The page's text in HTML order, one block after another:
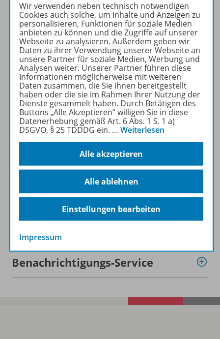
Beschreibung
Zugehörige Produkte
Ergänzende Materialien
Planungshilfen
Digitale Unterrichtsmaterialien
Empfehlungen der Redaktion
Benachrichtigungs-Service
Wir verwenden neben technisch notwendigen
Cookies auch solche, um Inhalte und Anzeigen zu
personalisieren, Funktionen für soziale Medien
anbieten zu können und die Zugriffe auf unserer
Webseite zu analysieren. Außerdem geben wir
Daten zu ihrer Verwendung unserer Webseite an
unsere Partner für soziale Medien, Werbung und
Analysen weiter. Unserer Partner führen diese
Informationen möglicherweise mit weiteren
Daten zusammen, die Sie ihnen bereitgestellt
haben oder die sie im Rahmen Ihrer Nutzung der
Dienste gesammelt haben. Durch Betätigen des
Buttons „Alle Akzeptieren“ willigen Sie in diese
Datenerhebung gemäß Art. 6 Abs. 1 S. 1 a)
DSGVO, § 25 TDDDG ein. … Weiterlesen
Alle akzeptieren
Alle ablehnen
Einstellungen bearbeiten
Impressum